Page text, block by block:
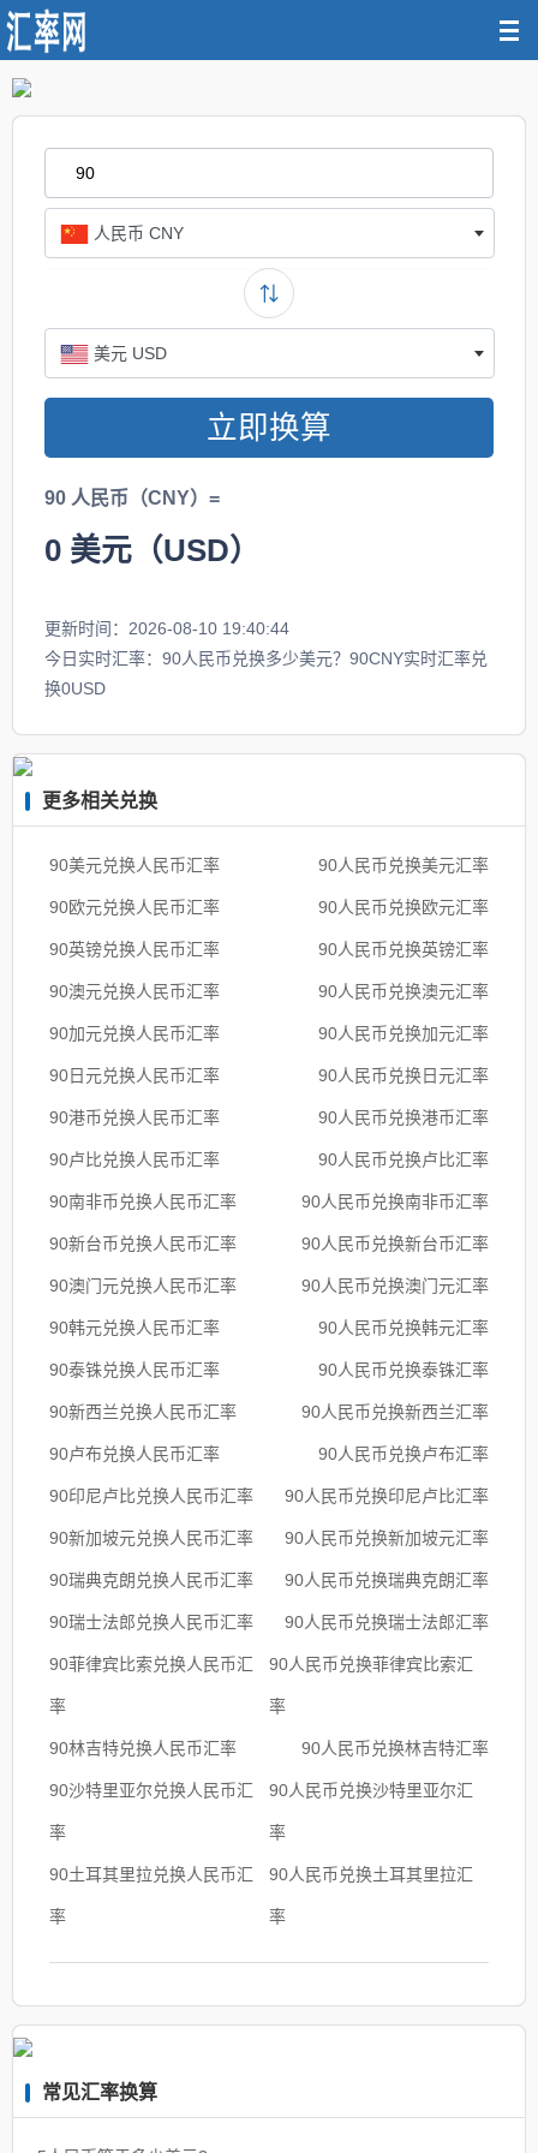
人民币 CNY
美元 USD
立即换算
90 人民币（CNY）=
0 美元（USD）
更新时间：2026-08-10 19:40:44
今日实时汇率：90人民币兑换多少美元？90CNY实时汇率兑
换0USD
更多相关兑换
90美元兑换人民币汇率 90人民币兑换美元汇率
90欧元兑换人民币汇率 90人民币兑换欧元汇率
90英镑兑换人民币汇率 90人民币兑换英镑汇率
90澳元兑换人民币汇率 90人民币兑换澳元汇率
90加元兑换人民币汇率 90人民币兑换加元汇率
90日元兑换人民币汇率 90人民币兑换日元汇率
90港币兑换人民币汇率 90人民币兑换港币汇率
90卢比兑换人民币汇率 90人民币兑换卢比汇率
90南非币兑换人民币汇率 90人民币兑换南非币汇率
90新台币兑换人民币汇率 90人民币兑换新台币汇率
90澳门元兑换人民币汇率 90人民币兑换澳门元汇率
90韩元兑换人民币汇率 90人民币兑换韩元汇率
90泰铢兑换人民币汇率 90人民币兑换泰铢汇率
90新西兰兑换人民币汇率 90人民币兑换新西兰汇率
90卢布兑换人民币汇率 90人民币兑换卢布汇率
90印尼卢比兑换人民币汇率 90人民币兑换印尼卢比汇率
90新加坡元兑换人民币汇率 90人民币兑换新加坡元汇率
90瑞典克朗兑换人民币汇率 90人民币兑换瑞典克朗汇率
90瑞士法郎兑换人民币汇率 90人民币兑换瑞士法郎汇率
90菲律宾比索兑换人民币汇
率
90人民币兑换菲律宾比索汇
率
90林吉特兑换人民币汇率 90人民币兑换林吉特汇率
90沙特里亚尔兑换人民币汇
率
90人民币兑换沙特里亚尔汇
率
90土耳其里拉兑换人民币汇
率
90人民币兑换土耳其里拉汇
率
常见汇率换算